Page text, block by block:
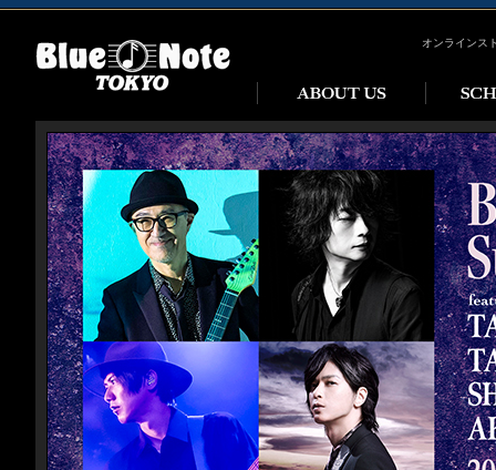
オンラインス